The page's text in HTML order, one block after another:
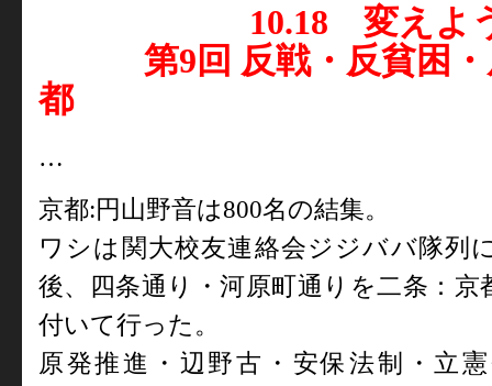
10.18 変えよ
第9回 反戦・反貧困
都
…
京都:円山野音は800名の結集。
ワシは関大校友連絡会ジジババ隊列
後、四条通り・河原町通りを二条：
付いて行った。
原発推進・辺野古・安保法制・立